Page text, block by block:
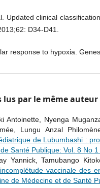
Updated clinical
D34-D41.
response to hypoxia.
lus par le même
Antoinette, Nyenga
Lungu Anzal
de Lubumbashi :
Santé Publique: Vol. 8 No
Yannick, Tamubango
vaccinale
de Médecine et de Santé